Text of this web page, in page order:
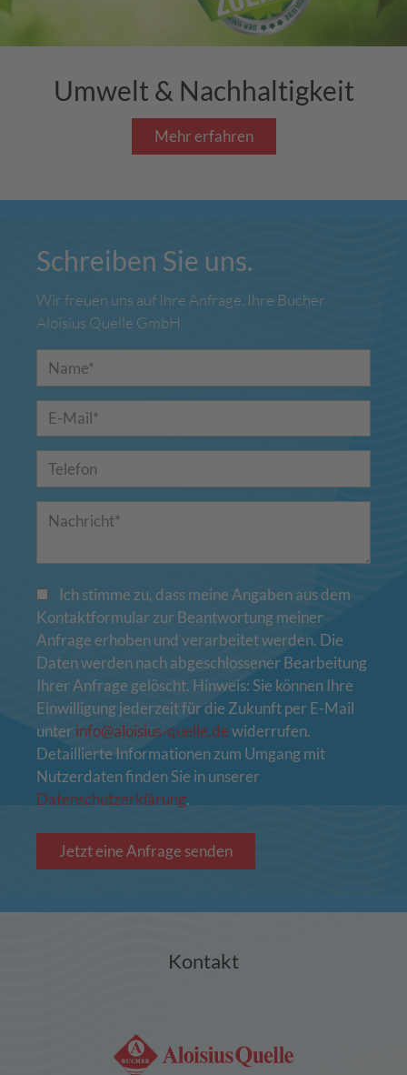
Umwelt & Nachhaltigkeit
Mehr erfahren
Schreiben Sie uns.
Wir freuen uns auf Ihre Anfrage. Ihre Bucher
Aloisius Quelle GmbH
Ich stimme zu, dass meine Angaben aus dem
Kontaktformular zur Beantwortung meiner
Anfrage erhoben und verarbeitet werden. Die
Daten werden nach abgeschlossener Bearbeitung
Ihrer Anfrage gelöscht. Hinweis: Sie können Ihre
Einwilligung jederzeit für die Zukunft per E-Mail
unterinfo@aloisius‑quelle.dewiderrufen.
Detaillierte Informationen zum Umgang mit
Nutzerdaten finden Sie in unserer
Datenschutzerklärung.
Jetzt eine Anfrage senden
Kontakt